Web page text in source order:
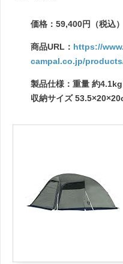
価格：59,400円（税込）
商品URL： https://
campal.co.jp/
製品仕様：重量 約4.1kg
収納サイズ